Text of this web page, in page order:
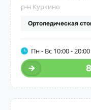
р-н Куркино
Ортопедическая
Пн - Вс 10:00 - 20:00